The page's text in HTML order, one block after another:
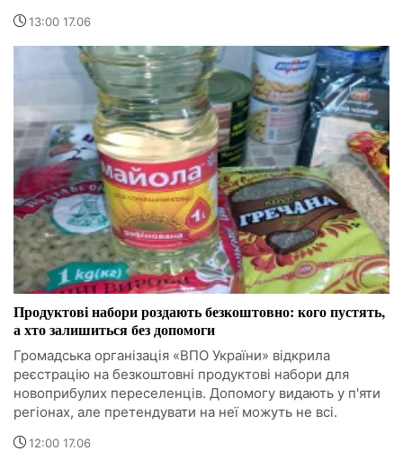
13:00 17.06
Продуктові набори роздають безкоштовно: кого пустять,
а хто залишиться без допомоги
Громадська організація «ВПО України» відкрила
реєстрацію на безкоштовні продуктові набори для
новоприбулих переселенців. Допомогу видають у п'яти
регіонах, але претендувати на неї можуть не всі.
12:00 17.06